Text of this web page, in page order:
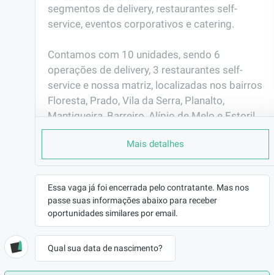
segmentos de delivery, restaurantes self-
service, eventos corporativos e catering.
Contamos com 10 unidades, sendo 6
operações de delivery, 3 restaurantes self-
service e nossa matriz, localizadas nos bairros
Floresta, Prado, Vila da Serra, Planalto,
Mantiqueira, Barreiro, Alípio de Melo e Estoril,
em Belo Horizonte.
Valorizamos pessoas comprometidas, que
buscam crescimento profissional e desejam
fazer parte de uma empresa sólida, em
constante expansão e focada na excelência do
atendimento e da qualidade.
EMPRESA
Ambrozini
Mais detalhes
Essa vaga já foi encerrada pelo contratante. Mas nos
passe suas informações abaixo para receber
oportunidades similares por email.
Qual sua data de nascimento?